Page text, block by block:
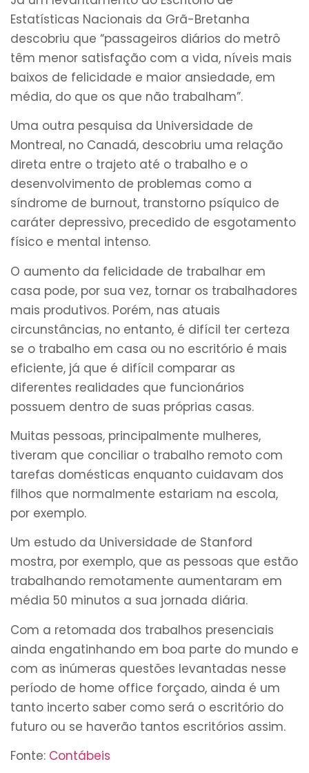
Estatísticas Nacionais da Grã-Bretanha
descobriu que “passageiros diários do metrô
têm menor satisfação com a vida, níveis mais
baixos de felicidade e maior ansiedade, em
média, do que os que não trabalham”.
Uma outra pesquisa da Universidade de
Montreal, no Canadá, descobriu uma relação
direta entre o trajeto até o trabalho e o
desenvolvimento de problemas como a
síndrome de burnout, transtorno psíquico de
caráter depressivo, precedido de esgotamento
físico e mental intenso.
O aumento da felicidade de trabalhar em
casa pode, por sua vez, tornar os trabalhadores
mais produtivos. Porém, nas atuais
circunstâncias, no entanto, é difícil ter certeza
se o trabalho em casa ou no escritório é mais
eficiente, já que é difícil comparar as
diferentes realidades que funcionários
possuem dentro de suas próprias casas.
Muitas pessoas, principalmente mulheres,
tiveram que conciliar o trabalho remoto com
tarefas domésticas enquanto cuidavam dos
filhos que normalmente estariam na escola,
por exemplo.
Um estudo da Universidade de Stanford
mostra, por exemplo, que as pessoas que estão
trabalhando remotamente aumentaram em
média 50 minutos a sua jornada diária.
Com a retomada dos trabalhos presenciais
ainda engatinhando em boa parte do mundo e
com as inúmeras questões levantadas nesse
período de home office forçado, ainda é um
tanto incerto saber como será o escritório do
futuro ou se haverão tantos escritórios assim.
Fonte: Contábeis